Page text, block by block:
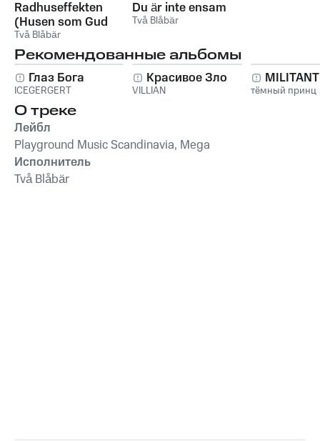
Radhuseffekten
(Husen som Gud
glömde)
Två Blåbär
Du är inte ensam
Två Blåbär
Рекомендованные альбомы
Глаз Бога
ICEGERGERT
Красивое Зло
VILLIAN тёмный принц
О треке
Лейбл
Playground Music Scandinavia, Mega
Исполнитель
Två Blåbär